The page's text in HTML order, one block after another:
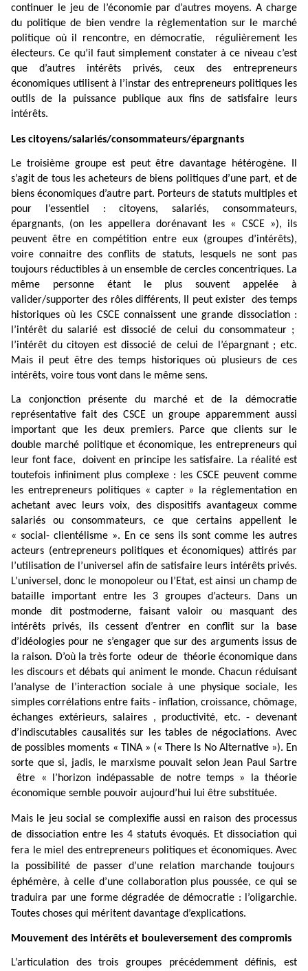
continuer le jeu de l’économie par d’autres moyens. A charge
du politique de bien vendre la règlementation sur le marché
politique où il rencontre, en démocratie,
régulièrement les
électeurs. Ce qu’il faut simplement constater à ce niveau c’est
que d’autres intérêts privés, ceux des entrepreneurs
économiques utilisent à l’instar des entrepreneurs politiques les
outils de la puissance publique aux fins de satisfaire leurs
intérêts.
Les citoyens/salariés/consommateurs/épargnants
Le troisième groupe est peut être davantage hétérogène. Il
s’agit de tous les acheteurs de biens politiques d’une part, et de
biens économiques d’autre part. Porteurs de statuts multiples et
pour l’essentiel : citoyens, salariés, consommateurs,
épargnants, (on les appellera dorénavant les « CSCE »), ils
peuvent être en compétition entre eux (groupes d’intérêts),
voire connaitre des conflits de statuts, lesquels ne sont pas
toujours réductibles à un ensemble de cercles concentriques. La
même personne étant le plus
souvent appelée à
valider/supporter des rôles différents, Il peut exister des temps
historiques où les CSCE connaissent une grande dissociation :
l’intérêt du salarié est dissocié de celui du consommateur ;
l’intérêt du citoyen est dissocié de celui de l’épargnant ; etc.
Mais il peut être des temps historiques où plusieurs de ces
intérêts, voire tous vont dans le même sens.
La conjonction présente du marché et de la démocratie
représentative fait des CSCE un groupe apparemment aussi
important que les deux premiers. Parce que clients sur le
double marché politique et économique, les entrepreneurs qui
leur font face,
doivent en principe les satisfaire. La réalité est
toutefois infiniment plus complexe : les CSCE peuvent comme
les entrepreneurs politiques « capter » la réglementation en
achetant avec leurs voix, des dispositifs avantageux comme
salariés ou consommateurs, ce que certains appellent le
« social- clientélisme ». En ce sens ils sont comme les autres
acteurs (entrepreneurs politiques et économiques) attirés par
l’utilisation de l’universel afin de satisfaire leurs intérêts privés.
L’universel, donc le monopoleur ou l’Etat, est ainsi un champ de
bataille important entre les 3 groupes d’acteurs. Dans un
monde dit postmoderne, faisant valoir ou masquant des
intérêts privés, ils cessent d’entrer en conflit sur la base
d’idéologies pour ne s’engager que sur des arguments issus de
la raison. D’où la très forte odeur de théorie économique dans
les discours et débats qui animent le monde. Chacun réduisant
l’analyse de l’interaction sociale à une physique sociale, les
simples corrélations entre faits - inflation, croissance, chômage,
échanges extérieurs, salaires , productivité, etc. - devenant
d’indiscutables causalités sur les tables de négociations. Avec
de possibles moments « TINA » (« There Is No Alternative »). En
sorte que si, jadis, le marxisme pouvait selon Jean Paul Sartre
être « l’horizon indépassable de notre temps » la théorie
économique semble pouvoir aujourd’hui lui être substituée.
Mais le jeu social se complexifie aussi en raison des processus
de dissociation entre les 4 statuts évoqués. Et dissociation qui
fera le miel des entrepreneurs politiques et économiques. Avec
la possibilité de passer d’une relation marchande toujours
éphémère, à celle d’une collaboration plus poussée, ce qui se
traduira par une forme dégradée de démocratie : l’oligarchie.
Toutes choses qui méritent davantage d’explications.
Mouvement des intérêts et bouleversement des compromis
L’articulation des trois groupes précédemment définis, est